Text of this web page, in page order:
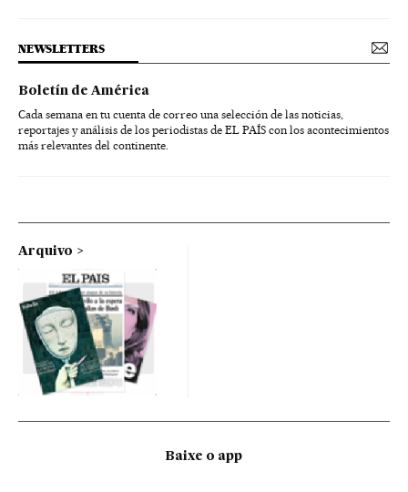
NEWSLETTERS
Boletín de América
Cada semana en tu cuenta de correo una selección de las noticias,
reportajes y análisis de los periodistas de EL PAÍS con los acontecimientos
más relevantes del continente.
Arquivo
Baixe o app